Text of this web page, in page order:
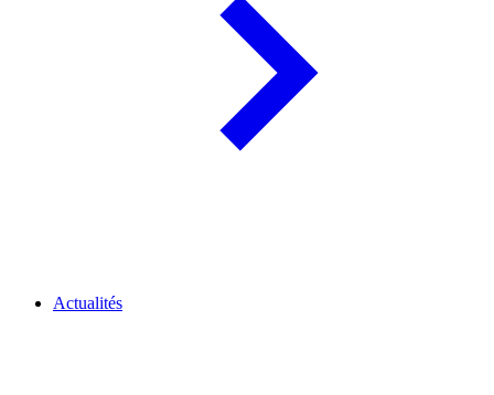
Actualités